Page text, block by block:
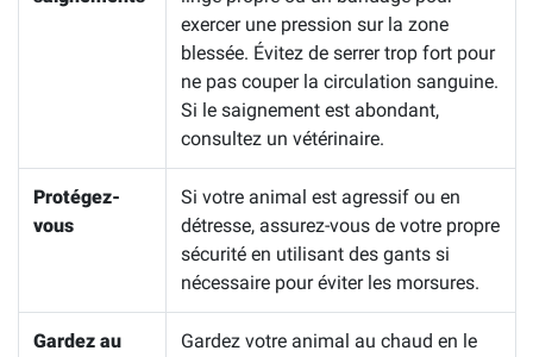
exercer une pression sur la zone
blessée. Évitez de serrer trop fort pour
ne pas couper la circulation sanguine.
Si le saignement est abondant,
consultez un vétérinaire.
Protégez-
vous
Si votre animal est agressif ou en
détresse, assurez-vous de votre propre
sécurité en utilisant des gants si
nécessaire pour éviter les morsures.
Gardez au
Gardez votre animal au chaud en le